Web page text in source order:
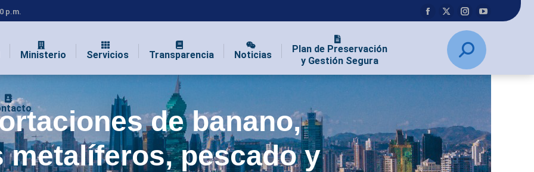
p.m.
Ministerio Servicios Transparencia Noticias
Plan de Preservación
y Gestión Segura
de banano,
metalíferos, pescado y